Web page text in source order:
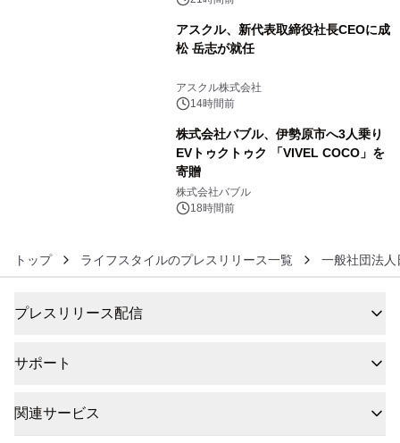
アスクル、新代表取締役社長CEOに成
松 岳志が就任
アスクル株式会社
14時間前
株式会社バブル、伊勢原市へ3人乗り
EVトゥクトゥク 「VIVEL COCO」を
寄贈
株式会社バブル
18時間前
トップ ライフスタイルのプレスリリース一覧 一般社団法
プレスリリース配信
サポート
関連サービス